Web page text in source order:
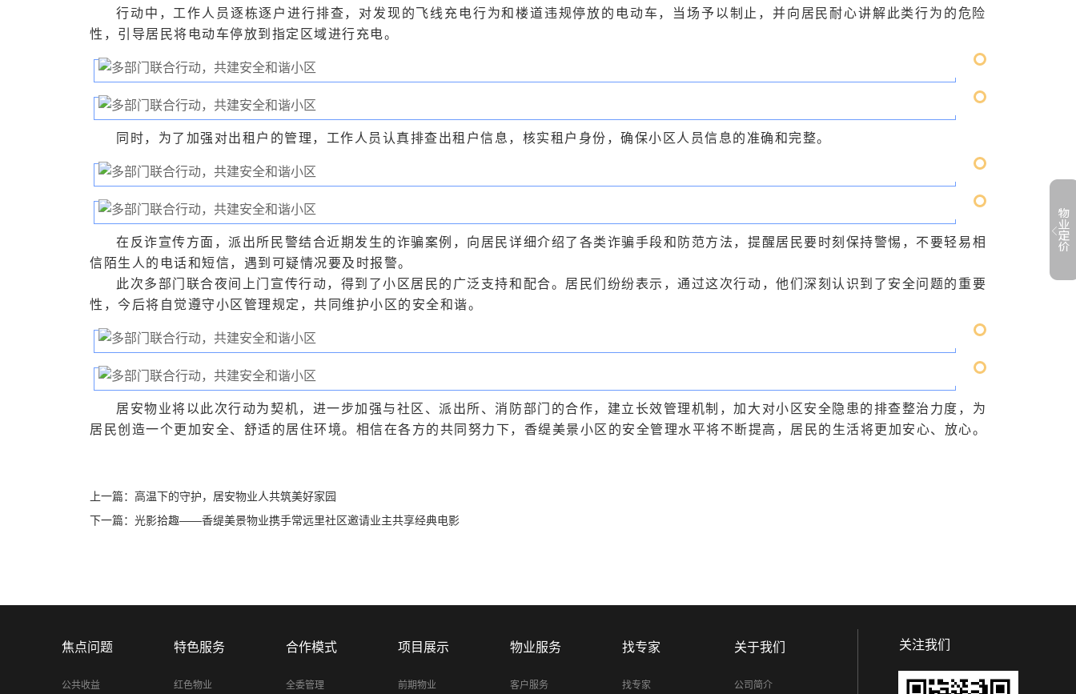
行动中，工作人员逐栋逐户进行排查，对发现的飞线充电行为和楼道违规停放的电动车，当场予以制止，并向居民耐心讲解此类行为的危险
性，引导居民将电动车停放到指定区域进行充电。
同时，为了加强对出租户的管理，工作人员认真排查出租户信息，核实租户身份，确保小区人员信息的准确和完整。
在反诈宣传方面，派出所民警结合近期发生的诈骗案例，向居民详细介绍了各类诈骗手段和防范方法，提醒居民要时刻保持警惕，不要轻易相
信陌生人的电话和短信，遇到可疑情况要及时报警。
此次多部门联合夜间上门宣传行动，得到了小区居民的广泛支持和配合。居民们纷纷表示，通过这次行动，他们深刻认识到了安全问题的重要
性，今后将自觉遵守小区管理规定，共同维护小区的安全和谐。
居安物业将以此次行动为契机，进一步加强与社区、派出所、消防部门的合作，建立长效管理机制，加大对小区安全隐患的排查整治力度，为
居民创造一个更加安全、舒适的居住环境。相信在各方的共同努力下，香缇美景小区的安全管理水平将不断提高，居民的生活将更加安心、放心。
上一篇： 高温下的守护，居安物业人共筑美好家园
下一篇： 光影拾趣——香缇美景物业携手常远里社区邀请业主共享经典电影
焦点问题
公共收益
特色服务
红色物业
合作模式
全委管理
项目展示
前期物业
物业服务
客户服务
找专家
找专家
关于我们
公司简介
关注我们